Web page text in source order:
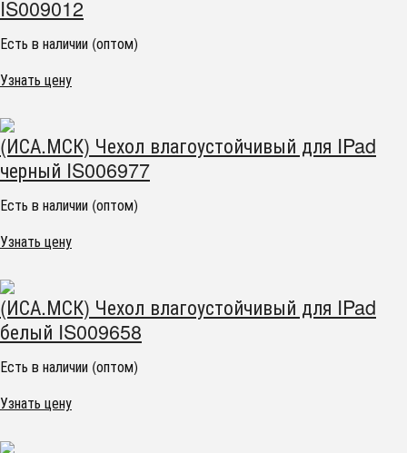
IS009012
Есть в наличии (оптом)
Узнать цену
(ИСА.МСК) Чехол влагоустойчивый для IPad
черный IS006977
Есть в наличии (оптом)
Узнать цену
(ИСА.МСК) Чехол влагоустойчивый для IPad
белый IS009658
Есть в наличии (оптом)
Узнать цену